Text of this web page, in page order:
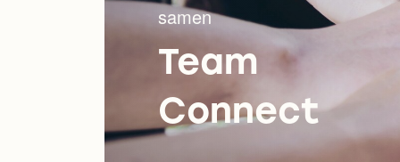
samen
Team
Connect